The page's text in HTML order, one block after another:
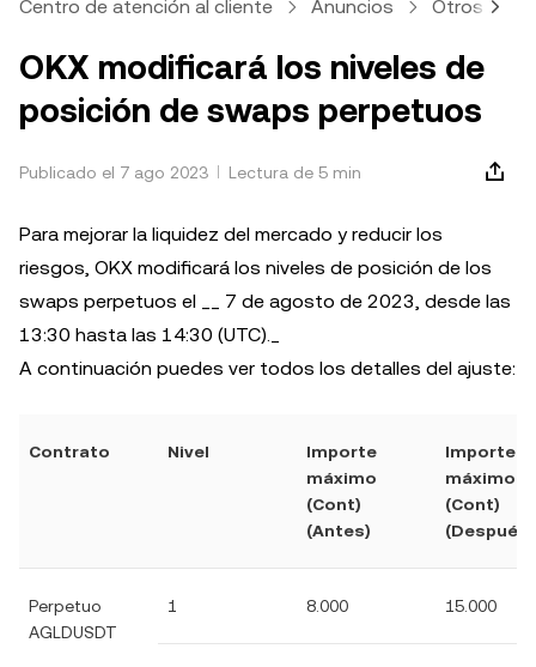
Centro de atención al cliente Anuncios Otros
OKX modificará los niveles de
posición de swaps perpetuos
Publicado el 7 ago 2023 Lectura de 5 min
Para mejorar la liquidez del mercado y reducir los
riesgos, OKX modificará los niveles de posición de los
swaps perpetuos el __ 7 de agosto de 2023, desde las
13:30 hasta las 14:30 (UTC)._
A continuación puedes ver todos los detalles del ajuste:
Contrato Nivel
Importe
máximo
(Cont)
(Antes)
Importe
máximo
(Cont)
(Después)
Perpetuo
AGLDUSDT
1 8.000 15.000